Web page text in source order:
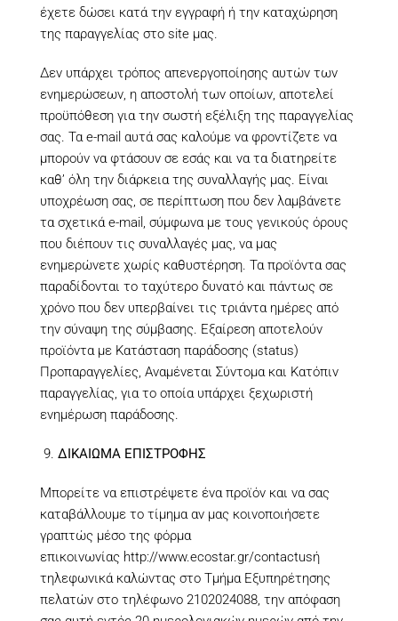
έχετε δώσει κατά την εγγραφή ή την καταχώρηση
της παραγγελίας στο site μας.
Δεν υπάρχει τρόπος απενεργοποίησης αυτών των
ενημερώσεων, η αποστολή των οποίων, αποτελεί
προϋπόθεση για την σωστή εξέλιξη της παραγγελίας
σας. Τα e-mail αυτά σας καλούμε να φροντίζετε να
μπορούν να φτάσουν σε εσάς και να τα διατηρείτε
καθ’ όλη την διάρκεια της συναλλαγής μας. Είναι
υποχρέωση σας, σε περίπτωση που δεν λαμβάνετε
τα σχετικά e-mail, σύμφωνα με τους γενικούς όρους
που διέπουν τις συναλλαγές μας, να μας
ενημερώνετε χωρίς καθυστέρηση. Τα προϊόντα σας
παραδίδονται το ταχύτερο δυνατό και πάντως σε
χρόνο που δεν υπερβαίνει τις τριάντα ημέρες από
την σύναψη της σύμβασης. Εξαίρεση αποτελούν
προϊόντα με Κατάσταση παράδοσης (status)
Προπαραγγελίες, Αναμένεται Σύντομα και Κατόπιν
παραγγελίας, για το οποία υπάρχει ξεχωριστή
ενημέρωση παράδοσης.
ΔΙΚΑΙΩΜΑ ΕΠΙΣΤΡΟΦΗΣ
Μπορείτε να επιστρέψετε ένα προϊόν και να σας
καταβάλλουμε το τίμημα αν μας κοινοποιήσετε
γραπτώς μέσο της φόρμα
επικοινωνίας http://www.ecostar.gr/contactusή
τηλεφωνικά καλώντας στο Τμήμα Εξυπηρέτησης
πελατών στο τηλέφωνο 2102024088, την απόφαση